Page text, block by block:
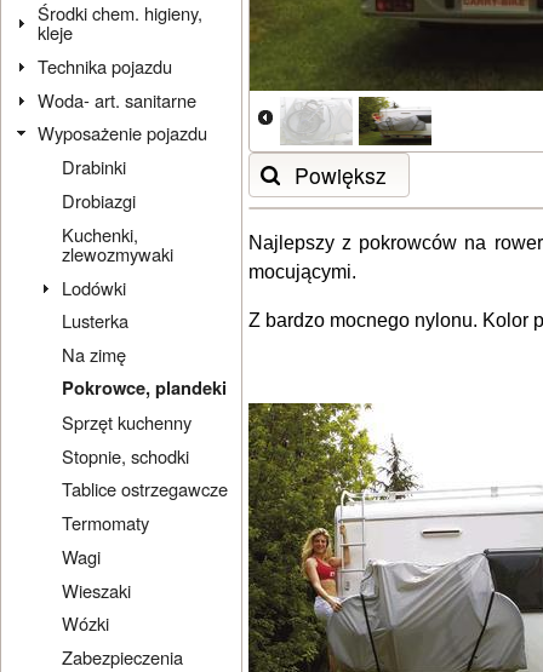
Środki chem. higieny,
kleje
Technika pojazdu
Woda- art. sanitarne
Wyposażenie pojazdu
Drabinki
Drobiazgi
Kuchenki,
zlewozmywaki
Lodówki
Lusterka
Na zimę
Pokrowce, plandeki
Sprzęt kuchenny
Stopnie, schodki
Tablice ostrzegawcze
Termomaty
Wagi
Wieszaki
Wózki
Zabezpieczenia
Powiększ
Najlepszy z pokrowców na
mocującymi.
Z bardzo mocnego nylonu. Kolor